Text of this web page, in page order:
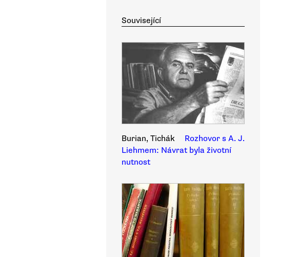
Související
Burian, Tichák
Rozhovor s A. J.
Liehmem: Návrat byla životní
nutnost